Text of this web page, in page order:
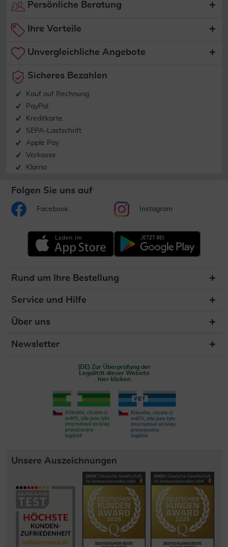
Persönliche Beratung
Ihre Vorteile
Unvergleichliche Angebote
Sicheres Bezahlen
Kauf auf Rechnung
PayPal
Kreditkarte
SEPA-Lastschrift
Apple Pay
Vorkasse
Klarna
Folgen Sie uns auf
Facebook Instagram
Rund um Ihre Bestellung
Service und Hilfe
Über uns
Newsletter
(DE) Zur Überprüfung der
Legalität dieser Website
hier klicken
Unsere Auszeichnungen